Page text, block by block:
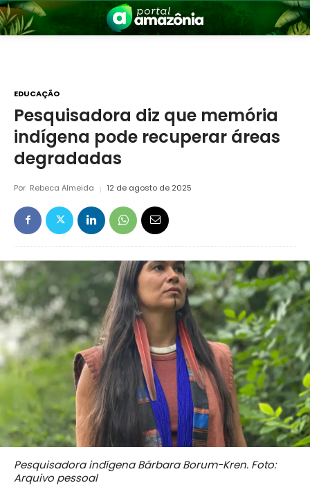
Amazônia
EDUCAÇÃO
Pesquisadora diz que memória
indígena pode recuperar áreas
degradadas
Por Rebeca Almeida 12 de agosto de 2025
Pesquisadora indígena Bárbara Borum-Kren. Foto:
Arquivo pessoal